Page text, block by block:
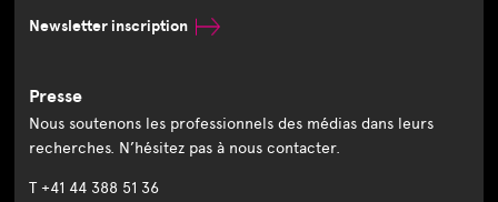
Newsletter inscription
Presse
Nous soutenons les professionnels des médias dans leurs
recherches. N’hésitez pas à nous contacter.
T +41 44 388 51 36